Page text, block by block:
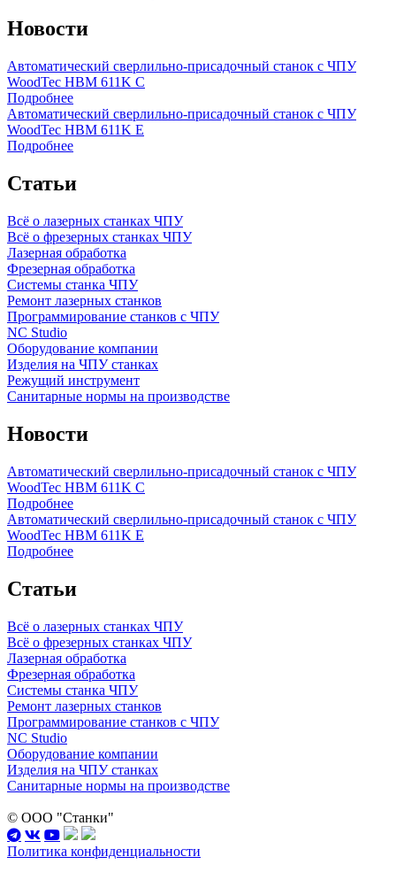
Новости
Автоматический сверлильно-присадочный станок с ЧПУ
WoodTec HBM 611K C
Подробнее
Автоматический сверлильно-присадочный станок с ЧПУ
WoodTec HBM 611K E
Подробнее
Статьи
Всё о лазерных станках ЧПУ
Всё о фрезерных станках ЧПУ
Лазерная обработка
Фрезерная обработка
Системы станка ЧПУ
Ремонт лазерных станков
Программирование станков с ЧПУ
NC Studio
Оборудование компании
Изделия на ЧПУ станках
Режущий инструмент
Санитарные нормы на производстве
Новости
Автоматический сверлильно-присадочный станок с ЧПУ
WoodTec HBM 611K C
Подробнее
Автоматический сверлильно-присадочный станок с ЧПУ
WoodTec HBM 611K E
Подробнее
Статьи
Всё о лазерных станках ЧПУ
Всё о фрезерных станках ЧПУ
Лазерная обработка
Фрезерная обработка
Системы станка ЧПУ
Ремонт лазерных станков
Программирование станков с ЧПУ
NC Studio
Оборудование компании
Изделия на ЧПУ станках
Санитарные нормы на производстве
© ООО "Станки"
Политика конфиденциальности